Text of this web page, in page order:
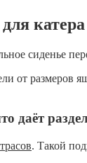
сиденье
от
даёт
. Такой